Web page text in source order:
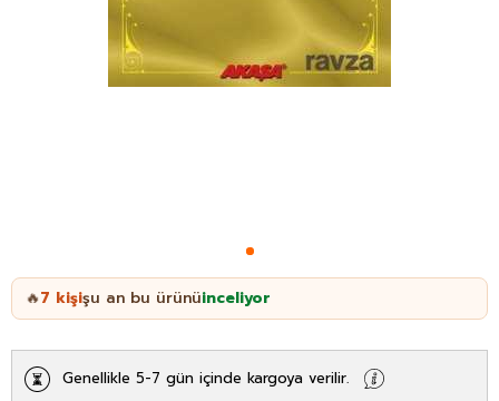
🔥7 kişişu an bu ürünüinceliyor
Genellikle 5-7 gün içinde kargoya verilir.